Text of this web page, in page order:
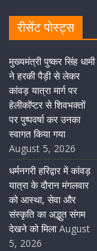
रीसेंट पोस्ट्स
मुख्यमंत्री पुष्कर सिंह धामी
ने हरकी पैड़ी से लेकर
कांवड़ यात्रा मार्ग पर
हेलीकॉप्टर से शिवभक्तों
पर पुष्पवर्षा कर उनका
स्वागत किया गया
August 5, 2026
धर्मनगरी हरिद्वार में कांवड़
यात्रा के दौरान मंगलवार
को आस्था, सेवा और
संस्कृति का अद्भुत संगम
देखने को मिला August
5, 2026